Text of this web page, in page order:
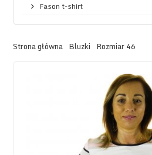
Fason t-shirt
Strona główna Bluzki Rozmiar 46